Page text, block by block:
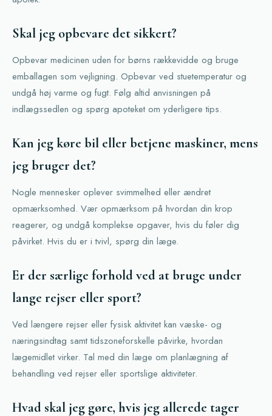
Skal jeg opbevare det sikkert?
Opbevar medicinen uden for børns rækkevidde og bruge
emballagen som vejligning. Opbevar ved stuetemperatur og
undgå høj varme og fugt. Følg altid anvisningen på
indlægssedlen og spørg apoteket om yderligere tips.
Kan jeg køre bil eller betjene maskiner, mens
jeg bruger det?
Nogle mennesker oplever svimmelhed eller ændret
opmærksomhed. Vær opmærksom på hvordan din krop
reagerer, og undgå komplekse opgaver, hvis du føler dig
påvirket. Hvis du er i tvivl, spørg din læge.
Er der særlige forhold ved at bruge under
lange rejser eller sport?
Ved længere rejser eller fysisk aktivitet kan væske- og
næringsindtag samt tidszoneforskelle påvirke, hvordan
lægemidlet virker. Tal med din læge om planlægning af
behandling ved rejser eller sportslige aktiviteter.
Hvad skal jeg gøre, hvis jeg allerede tager